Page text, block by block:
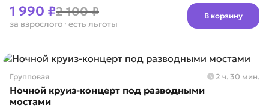
1 990 ₽2 100 ₽
за взрослого · есть льготы
В корзину
Групповая 2 ч. 30 мин.
Ночной круиз-концерт под разводными
мостами